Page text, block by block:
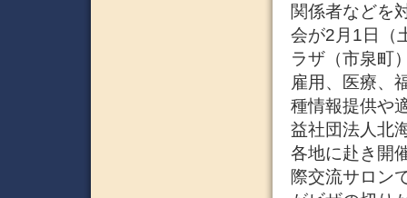
関係者などを
会が2月1日（
ラザ（市泉町
雇用、医療、
種情報提供や
益社団法人北
各地に赴き開
際交流サロン